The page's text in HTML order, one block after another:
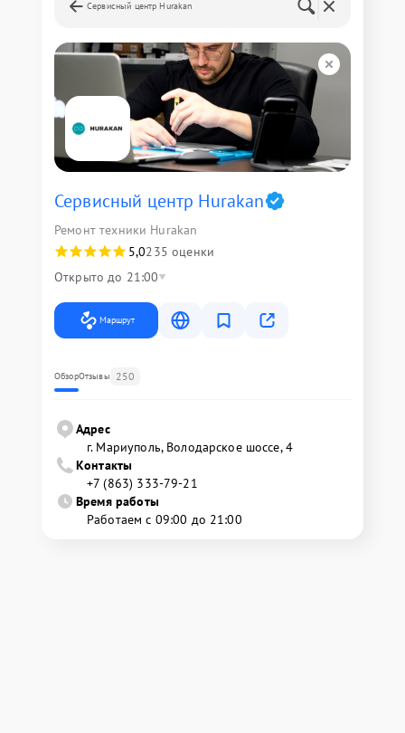
Сервисный центр Hurakan
Сервисный центр Hurakan
Ремонт техники Hurakan
5,0235 оценки
Открыто до 21:00
Маршрут
ОбзорОтзывы 250
Адрес
г. Мариуполь, Володарское шоссе, 4
Контакты
+7 (863) 333-79-21
Время работы
Работаем с 09:00 до 21:00